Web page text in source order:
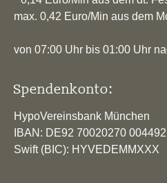
max. 0,42 Euro/Min aus dem
von 07:00 Uhr bis 01:00 Uhr
Spendenkonto:
HypoVereinsbank München
IBAN: DE92 70020270
Swift (BIC): HYVEDEMMXXX